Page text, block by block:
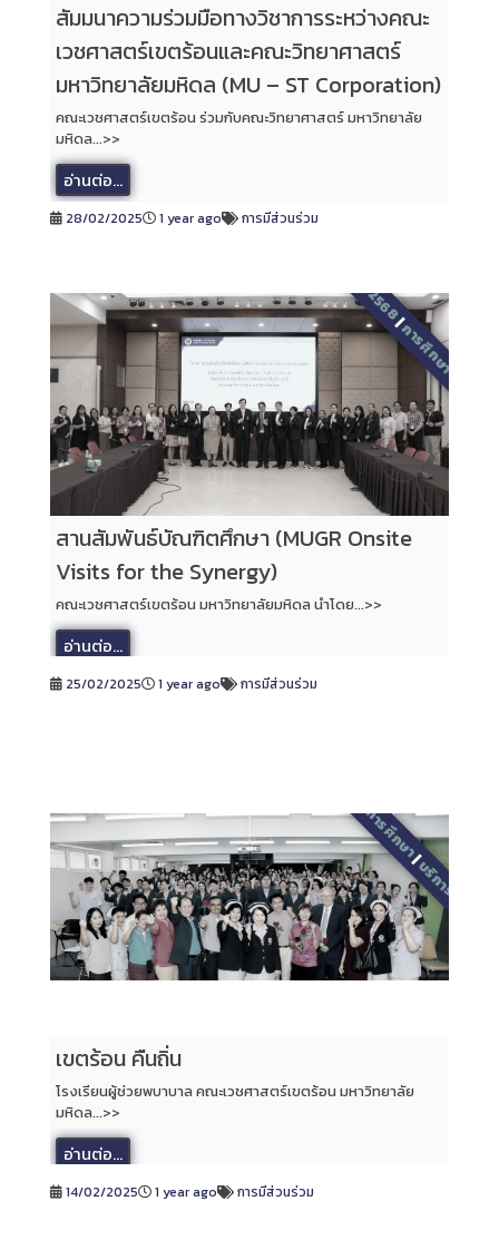
สัมมนาความร่วมมือทางวิชาการระหว่างคณะ
เวชศาสตร์เขตร้อนและคณะวิทยาศาสตร์
มหาวิทยาลัยมหิดล (MU – ST Corporation)
คณะเวชศาสตร์เขตร้อน ร่วมกับคณะวิทยาศาสตร์ มหาวิทยาลัย
มหิดล...>>
อ่านต่อ...
28/02/2025 1 year ago การมีส่วนร่วม
สานสัมพันธ์บัณฑิตศึกษา (MUGR Onsite
Visits for the Synergy)
คณะเวชศาสตร์เขตร้อน มหาวิทยาลัยมหิดล นำโดย...>>
อ่านต่อ...
2568
|
การศึกษา
25/02/2025 1 year ago การมีส่วนร่วม
เขตร้อน คืนถิ่น
โรงเรียนผู้ช่วยพบาบาล คณะเวชศาสตร์เขตร้อน มหาวิทยาลัย
มหิดล...>>
อ่านต่อ...
การศึกษา
|
บริการสุขภาพ
14/02/2025 1 year ago การมีส่วนร่วม